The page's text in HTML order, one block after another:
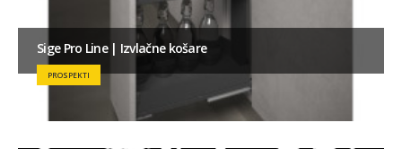
Sige Pro Line | Izvlačne košare
PROSPEKTI